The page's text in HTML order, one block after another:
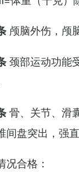
颅脑外伤，颅
颈部运动功能
骨、关节、滑
间盘突出，强
况合格：